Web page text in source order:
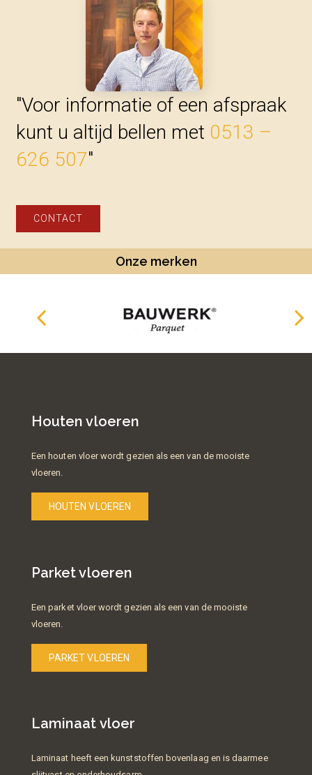
"Voor informatie of een afspraak
kunt u altijd bellen met 0513 –
626 507"
CONTACT
Onze merken
Houten vloeren
Een houten vloer wordt gezien als een van de mooiste
vloeren.
HOUTEN VLOEREN
Parket vloeren
Een parket vloer wordt gezien als een van de mooiste
vloeren.
PARKET VLOEREN
Laminaat vloer
Laminaat heeft een kunststoffen bovenlaag en is daarmee